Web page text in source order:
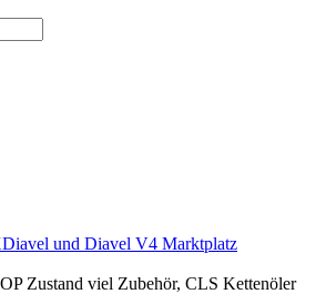
und Diavel V4 Marktplatz
Zustand viel Zubehör, CLS Kettenöler